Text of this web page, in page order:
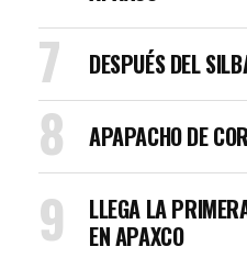
DESPUÉS DEL
APAPACHO DE
LLEGA LA
EN APAXCO